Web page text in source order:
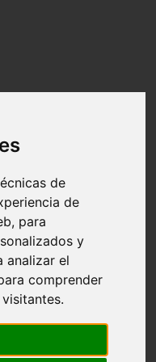
de
de
para
y
analizar el
comprender
es el mismo desde que
es el mismo
de Belleza
de forma autónoma